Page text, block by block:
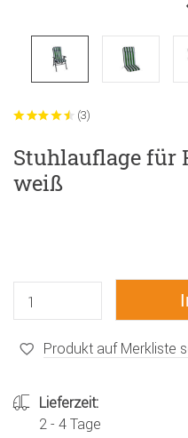
(3)
Stuhlauflage für
weiß
Produkt auf Merkliste
Lieferzeit:
2 - 4 Tage